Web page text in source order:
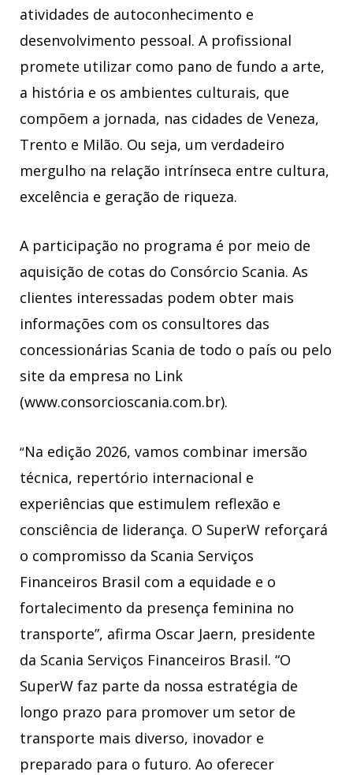
atividades de autoconhecimento e
desenvolvimento pessoal. A profissional
promete utilizar como pano de fundo a arte,
a história e os ambientes culturais, que
compõem a jornada, nas cidades de Veneza,
Trento e Milão. Ou seja, um verdadeiro
mergulho na relação intrínseca entre cultura,
excelência e geração de riqueza.
A participação no programa é por meio de
aquisição de cotas do Consórcio Scania. As
clientes interessadas podem obter mais
informações com os consultores das
concessionárias Scania de todo o país ou pelo
site da empresa no Link
(www.consorcioscania.com.br).
“Na edição 2026, vamos combinar imersão
técnica, repertório internacional e
experiências que estimulem reflexão e
consciência de liderança. O SuperW reforçará
o compromisso da Scania Serviços
Financeiros Brasil com a equidade e o
fortalecimento da presença feminina no
transporte”, afirma Oscar Jaern, presidente
da Scania Serviços Financeiros Brasil. “O
SuperW faz parte da nossa estratégia de
longo prazo para promover um setor de
transporte mais diverso, inovador e
preparado para o futuro. Ao oferecer